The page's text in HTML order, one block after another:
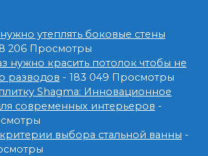
утеплять боковые стены
206 Просмотры
нужно красить потолок чтобы не
разводов - 183 049 Просмотры
Shagma: Инновационное
современных интерьеров -
выбора стальной ванны -